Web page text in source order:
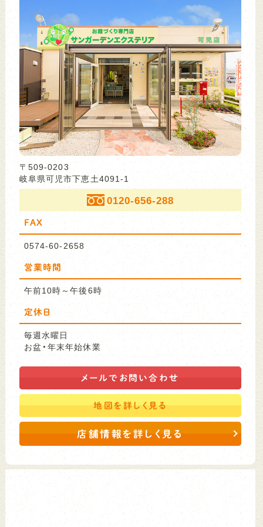
〒509-0203
岐阜県可児市下恵土4091-1
0120-656-288
FAX
0574-60-2658
営業時間
午前10時～午後6時
定休日
毎週水曜日
お盆・年末年始休業
メールで お問い合わせ
地図を詳しく見る
店舗情報を詳しく見る